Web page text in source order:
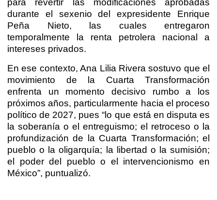
para revertir las modificaciones aprobadas
durante el sexenio del expresidente Enrique
Peña Nieto, las cuales entregaron
temporalmente la renta petrolera nacional a
intereses privados.
En ese contexto, Ana Lilia Rivera sostuvo que el
movimiento de la Cuarta Transformación
enfrenta un momento decisivo rumbo a los
próximos años, particularmente hacia el proceso
político de 2027, pues “lo que está en disputa es
la soberanía o el entreguismo; el retroceso o la
profundización de la Cuarta Transformación; el
pueblo o la oligarquía; la libertad o la sumisión;
el poder del pueblo o el intervencionismo en
México”, puntualizó.